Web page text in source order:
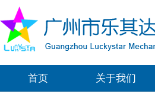
首页 关于我们